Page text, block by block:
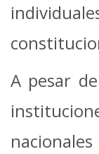
A pesar